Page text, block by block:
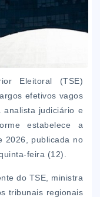
Eleitoral (TSE)
efetivos vagos
analista judiciário e
estabelece a
2026, publicada no
feira (12).
do TSE, ministra
tribunais regionais